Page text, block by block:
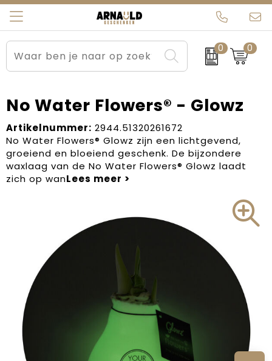
0 0
Relatiegeschenken
Sportkleding
Werkkleding
Kleding en textiel
Tassen
Beurs en Evenementen
Brievenbuspakketten
Carnaval
Dag van de Zorg
Kerstartikelen
Kraamcadeaus
Pasen
Sinterklaas
Verjaardagen
Voetbal, EK en WK
Arnauld Kerstpakketten
MijnEigenKadootje
Ons team
Contact
Blogs
No Water Flowers® - Glowz
Artikelnummer: 2944.51320261672
No Water Flowers® Glowz zijn een lichtgevend,
groeiend en bloeiend geschenk. De bijzondere
waxlaag van de No Water Flowers® Glowz laadt
zich op wan